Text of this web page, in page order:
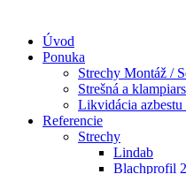
Úvod
Ponuka
Strechy Montáž /
Strešná a
Likvidácia azbestu
Referencie
Strechy
Lindab​
Blachprofil 2